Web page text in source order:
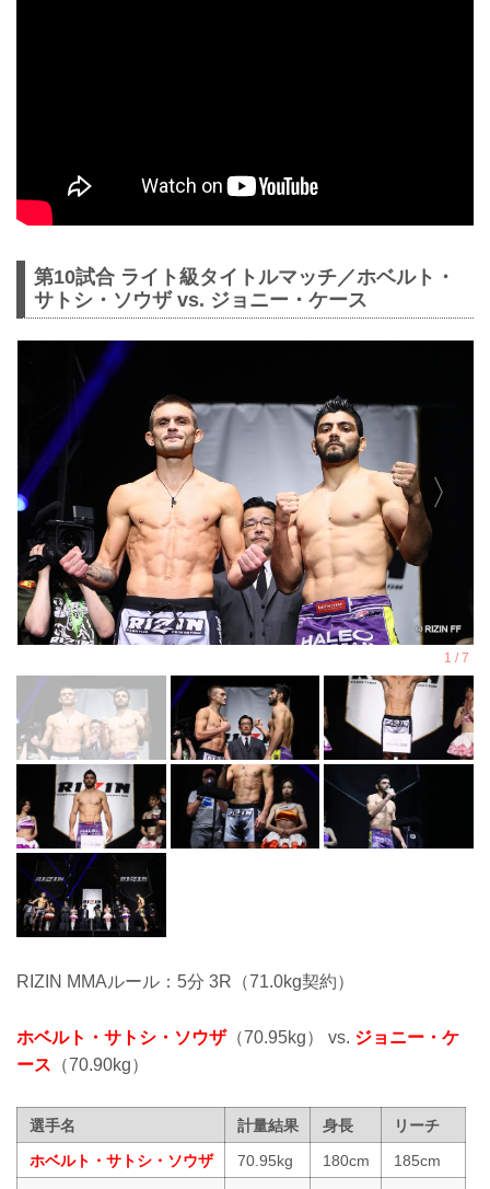
第10試合 ライト級タイトルマッチ／ホベルト・
サトシ・ソウザ vs. ジョニー・ケース
RIZIN MMAルール：5分 3R（71.0kg契約）
ホベルト・サトシ・ソウザ（70.95kg） vs. ジョニー・ケ
ース （70.90kg）
選手名 計量結果 身長
リーチ
ホベルト・サトシ・ソウザ
70.95kg 180cm
185cm